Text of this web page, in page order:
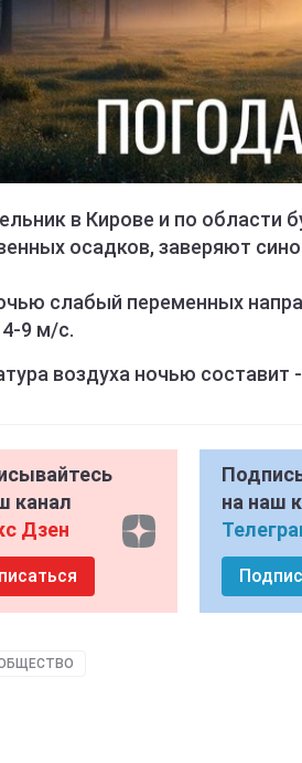
в Кирове и по области
осадков, заверяют
слабый переменных
9 м/с.
воздуха ночью составит
канал
Дзен
на наш